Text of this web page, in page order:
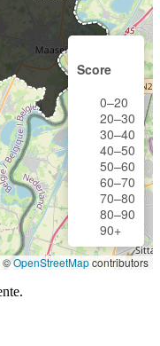
Score
0–20
20–30
30–40
40–50
50–60
60–70
70–80
80–90
90+
©OpenStreetMapcontributors